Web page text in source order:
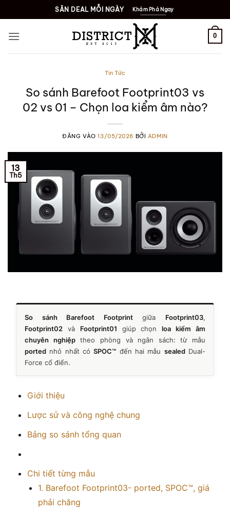
qua
nội
SĂN DEAL MỖI NGÀY Khám Phá Ngay
0
Tin Tức
So sánh Barefoot Footprint03 vs
02 vs 01 – Chọn loa kiểm âm nào?
ĐĂNG VÀO13/05/2026 BỞI ADMIN
13
Th5
So sánh Barefoot Footprintgiữa Footprint03,
Footprint02 và Footprint01 giúp chọnloa kiểm âm
chuyên nghiệptheo phòng và ngân sách: từ mẫu
ported nhỏ nhất cóSPOC™ đến hai mẫu sealedDual-
Force cổ điển.
Giới thiệu
Lược sử và công nghệ chung
Bảng so sánh tổng quan
Chi tiết từng mẫu
1. Barefoot Footprint03- ported, SPOC™, giá
phải chăng